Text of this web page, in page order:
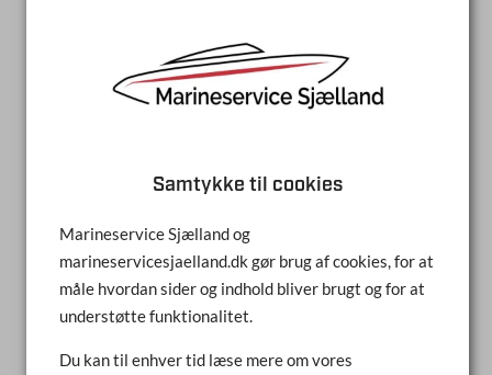
UDSTØDNINGSKNÆ/RISER V6 & V8
SAMMENLIGN
Samtykke til cookies
Marineservice Sjælland og
marineservicesjaelland.dk gør brug af cookies, for at
måle hvordan sider og indhold bliver brugt og for at
understøtte funktionalitet.
Du kan til enhver tid læse mere om vores